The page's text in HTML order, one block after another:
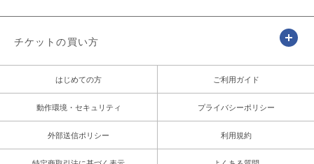
チケットの買い方
はじめての方 ご利用ガイド
動作環境・セキュリティ プライバシーポリシー
外部送信ポリシー 利用規約